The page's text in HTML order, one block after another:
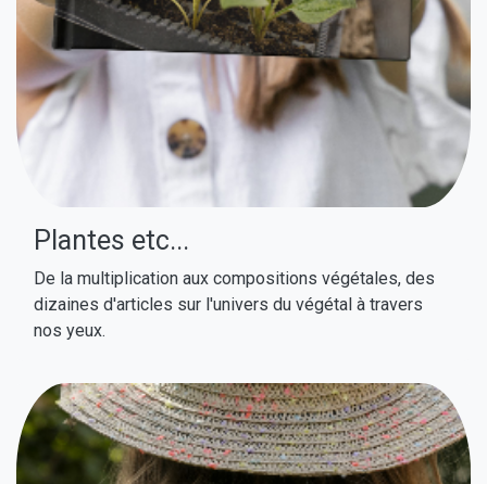
Plantes etc...
De la multiplication aux compositions végétales, des
dizaines d'articles sur l'univers du végétal à travers
nos yeux.